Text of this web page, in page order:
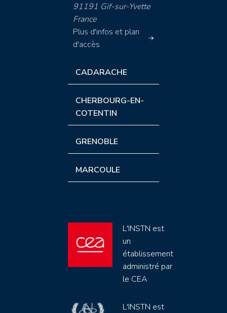
91191 Gif-sur-Yvette
France
Plus d'infos et plan
d'accès
CADARACHE
CHERBOURG-EN-
COTENTIN
GRENOBLE
MARCOULE
L'INSTN est
un
établissement
administré par
le CEA
L'INSTN est